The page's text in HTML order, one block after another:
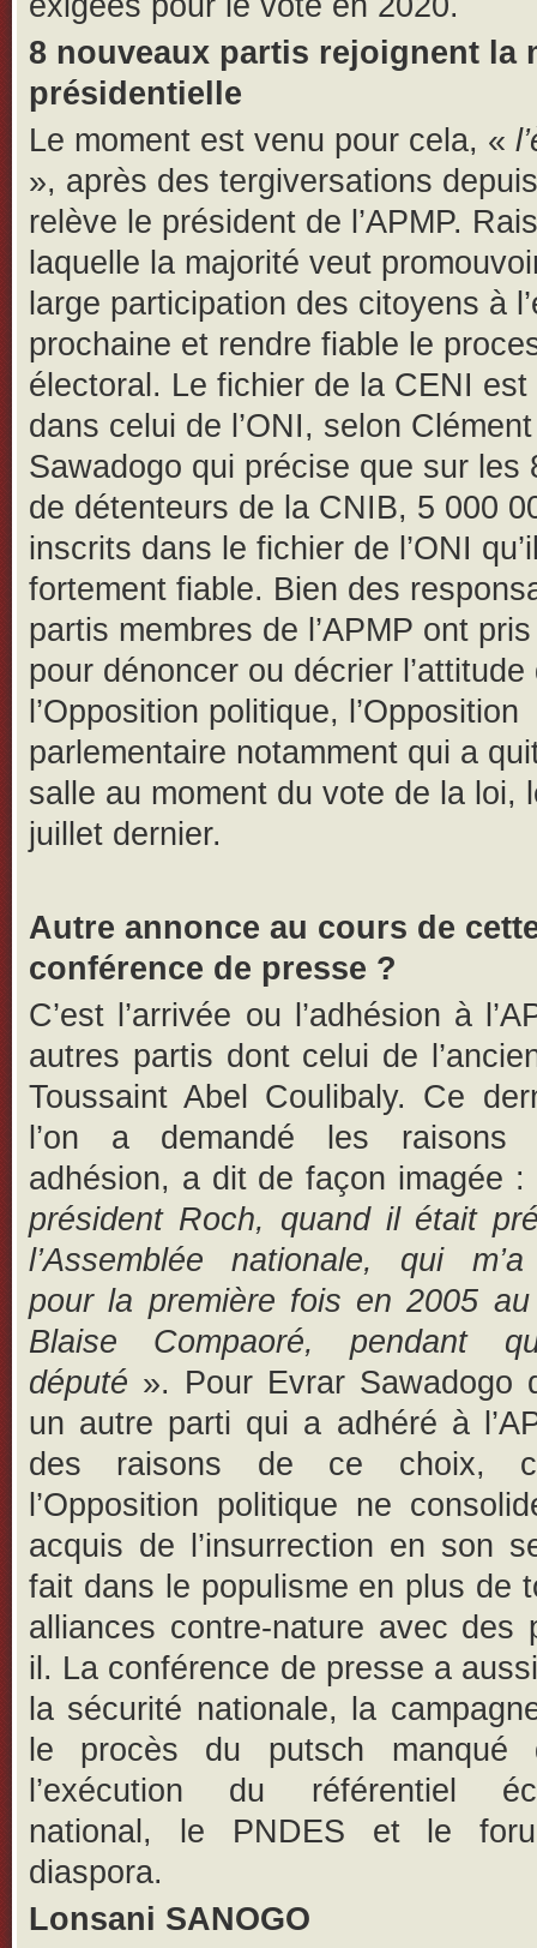
8 nouveaux partis rejoignent la
présidentielle
Le moment est venu pour cela, «
», après des tergiversations
relève le président de l’APMP.
laquelle la majorité veut
large participation des citoyens à
prochaine et rendre fiable le
électoral. Le fichier de la CENI est
dans celui de l’ONI, selon
Sawadogo qui précise que sur les
de détenteurs de la CNIB, 5 000
inscrits dans le fichier de l’ONI
fortement fiable. Bien des
partis membres de l’APMP ont
pour dénoncer ou décrier l’attitude
l’Opposition politique, l’Opposition
parlementaire notamment qui a
salle au moment du vote de la loi,
juillet dernier.
Autre annonce au cours de
conférence de presse ?
C’est l’arrivée ou l’adhésion à
autres partis dont celui de
Toussaint Abel Coulibaly. Ce
l’on a demandé les raisons
adhésion, a dit de façon imagée
président Roch, quand il était
l’Assemblée nationale, qui
pour la première fois en 2005 au
Blaise Compaoré, pendant
député ». Pour Evrar Sawadogo
un autre parti qui a adhéré à
des raisons de ce choix,
l’Opposition politique ne
acquis de l’insurrection en son
fait dans le populisme en plus de
alliances contre-nature avec des
il. La conférence de presse a
la sécurité nationale, la
le procès du putsch manqué
l’exécution du référentiel
national, le PNDES et le
diaspora.
Lonsani SANOGO